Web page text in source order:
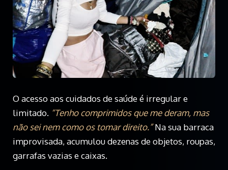
O acesso aos cuidados de saúde é irregular e
limitado. “Tenho comprimidos que me deram, mas
não sei nem como os tomar direito.” Na sua barraca
improvisada, acumulou dezenas de objetos, roupas,
garrafas vazias e caixas.